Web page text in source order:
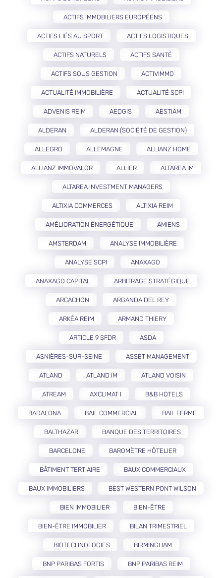
ACTIFS IMMOBILIERS EUROPÉENS
ACTIFS LIÉS AU SPORT ACTIFS LOGISTIQUES
ACTIFS NATURELS ACTIFS SANTÉ
ACTIFS SOUS GESTION ACTIVIMMO
ACTUALITÉ IMMOBILIÈRE ACTUALITÉ SCPI
ADVENIS REIM AEDGIS AESTIAM
ALDERAN ALDERAN (SOCIÉTÉ DE GESTION)
ALLEGRO ALLEMAGNE ALLIANZ HOME
ALLIANZ IMMOVALOR ALLIER ALTAREA IM
ALTAREA INVESTMENT MANAGERS
ALTIXIA COMMERCES ALTIXIA REIM
AMÉLIORATION ÉNERGÉTIQUE AMIENS
AMSTERDAM ANALYSE IMMOBILIÈRE
ANALYSE SCPI ANAXAGO
ANAXAGO CAPITAL ARBITRAGE STRATÉGIQUE
ARCACHON ARGANDA DEL REY
ARKÉA REIM ARMAND THIERY
ARTICLE 9 SFDR ASDA
ASNIÈRES-SUR-SEINE ASSET MANAGEMENT
ATLAND ATLAND IM ATLAND VOISIN
ATREAM AXCLIMAT I B&B HOTELS
BADALONA BAIL COMMERCIAL BAIL FERME
BALTHAZAR BANQUE DES TERRITOIRES
BARCELONE BAROMÈTRE HÔTELIER
BÂTIMENT TERTIAIRE BAUX COMMERCIAUX
BAUX IMMOBILIERS BEST WESTERN PONT WILSON
BIEN IMMOBILIER BIEN-ÊTRE
BIEN-ÊTRE IMMOBILIER BILAN TRIMESTRIEL
BIOTECHNOLOGIES BIRMINGHAM
BNP PARIBAS FORTIS BNP PARIBAS REIM